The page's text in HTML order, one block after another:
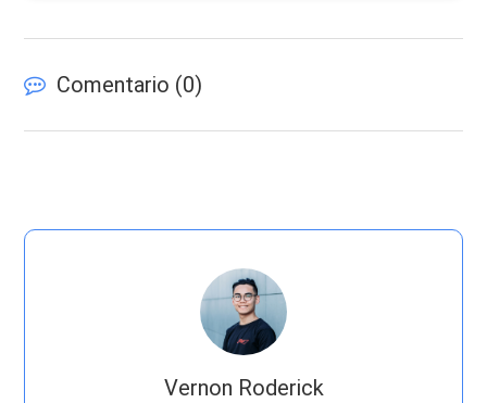
Comentario (0)
Vernon Roderick